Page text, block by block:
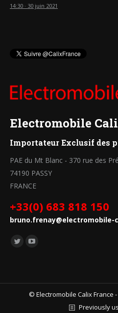
14:30 · 30 juin 2021
Electromobile
Importateur Exclusif des
PAE du Mt Blanc - 370 rue des
74190 PASSY
FRANCE
+33(0) 683 818 150
bruno.frenay@electromobile-
Trouvez nous sur :
Twitter
in
new
YouTube
in
new
© Electromobile Calix France -
Previously